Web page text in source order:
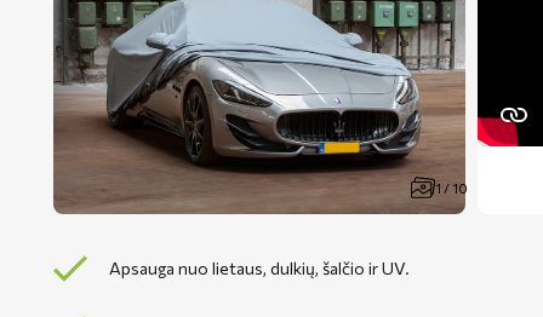
1 / 10
Apsauga nuo lietaus, dulkių, šalčio ir UV.